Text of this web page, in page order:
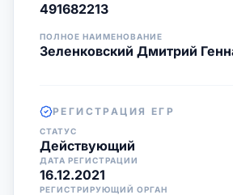
491682213
ПОЛНОЕ НАИМЕНОВАНИЕ
Зеленковский Дмитрий
РЕГИСТРАЦИЯ ЕГР
СТАТУС
Действующий
ДАТА РЕГИСТРАЦИИ
16.12.2021
РЕГИСТРИРУЮЩИЙ ОРГАН